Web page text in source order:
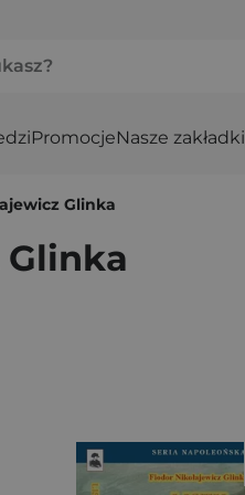
PromocjeNasze zakładki
Glinka
Glinka